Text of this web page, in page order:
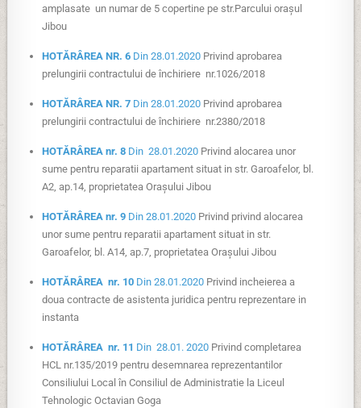
amplasate un numar de 5 copertine pe str.Parcului orașul
Jibou
HOTĂRÂREA NR. 6 Din 28.01.2020 Privind aprobarea
prelungirii contractului de închiriere nr.1026/2018
HOTĂRÂREA NR. 7 Din 28.01.2020 Privind aprobarea
prelungirii contractului de închiriere nr.2380/2018
HOTĂRÂREA nr. 8 Din 28.01.2020 Privind alocarea unor
sume pentru reparatii apartament situat in str. Garoafelor, bl.
A2, ap.14, proprietatea Orașului Jibou
HOTĂRÂREA nr. 9 Din 28.01.2020 Privind privind alocarea
unor sume pentru reparatii apartament situat in str.
Garoafelor, bl. A14, ap.7, proprietatea Orașului Jibou
HOTĂRÂREA nr. 10 Din 28.01.2020 Privind incheierea a
doua contracte de asistenta juridica pentru reprezentare in
instanta
HOTĂRÂREA nr. 11 Din 28.01. 2020 Privind completarea
HCL nr.135/2019 pentru desemnarea reprezentantilor
Consiliului Local în Consiliul de Administratie la Liceul
Tehnologic Octavian Goga